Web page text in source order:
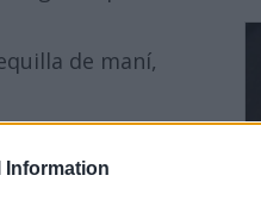
Information
de maní,
por lo que
enfriado.